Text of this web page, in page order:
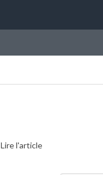
Lire l'article